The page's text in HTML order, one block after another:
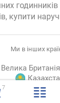
7
купити
Ми в інших
Велика Британія